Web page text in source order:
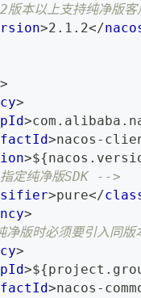
以上支持纯净版
>2.1.2</
>
>
>
>nacos-
>
纯净版SDK -->
>pure</
>
版时必须要引入同版
>
>
>nacos-